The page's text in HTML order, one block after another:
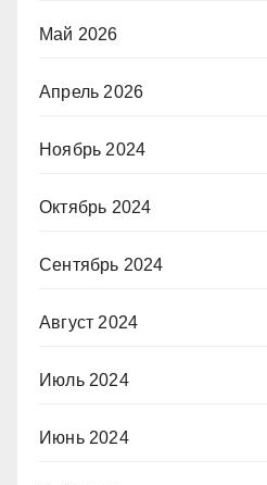
Май 2026
Апрель 2026
Ноябрь 2024
Октябрь 2024
Сентябрь 2024
Август 2024
Июль 2024
Июнь 2024